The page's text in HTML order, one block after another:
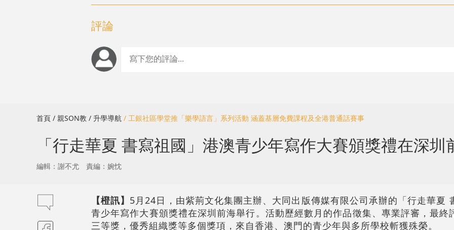
評論
首頁 / 親SON教 / 升學導航 / 工銀社區學堂推「樂學語言」系列活動 涵蓋基層免費課程及全港普通話賽事
「行走華夏 書寫祖國」港澳青少年寫作大賽頒獎禮在深圳
編輯：謝不尤 責編：婉忱
【橙訊】 5月24日，由紫荊文化集團主辦、大同出版傳媒有限公司承辦的「行走華夏
青少年寫作大賽頒獎禮在深圳前海舉行。活動歷經數月的作品徵集、專業評審，最終
三等獎，優秀組織獎等多個獎項，來自香港、澳門的青少年與多所學校斬獲殊榮。